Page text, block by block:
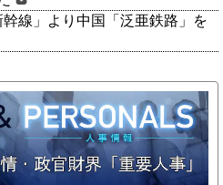
線」より中国「泛亜鉄路」を